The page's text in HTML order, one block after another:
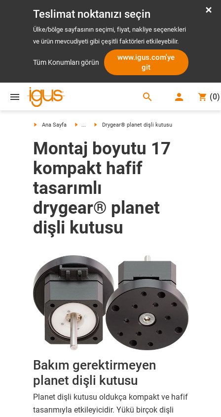
Teslimat noktanızı seçin
Ülke/bölge sayfasının seçimi, fiyat, nakliye seçenekleri
ve ürün mevcudiyeti gibi çeşitli faktörleri etkileyebilir.
Tüm Konumları görün
www.igus.com'ye
git
search (0)
Ana Sayfa ... Drygear® planet dişli kutusu
Montaj boyutu 17
kompakt hafif
tasarımlı
drygear® planet
dişli kutusu
Bakım gerektirmeyen
planet dişli kutusu
Planet dişli kutusu oldukça kompakt ve hafif
tasarımıyla etkileyicidir. Yükü birçok dişli